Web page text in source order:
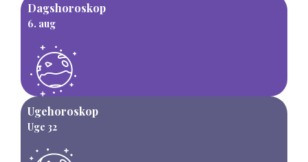
Dagshoroskop
6. aug
Ugehoroskop
Uge 32